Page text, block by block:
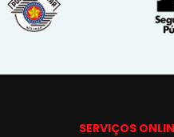
SERVIÇOS